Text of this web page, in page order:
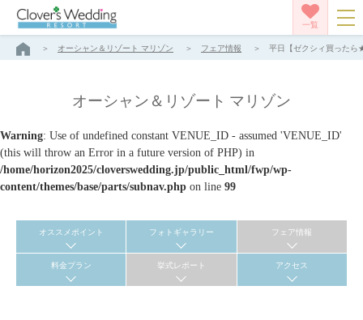
一覧
オーシャン＆リゾート マリゾン フェア情報 平日【ゼクシィ買ったら
オーシャン＆リゾート マリゾン
Warning: Use of undefined constant VENUE_ID - assumed 'VENUE_ID'
(this will throw an Error in a future version of PHP) in
/home/horizon2025/cloverswedding.jp/public_html/fwp/wp-
content/themes/base/parts/subnav.php on line 99
オススメポイント フォトギャラリー フェア情報
料金プラン 挙式レポート アクセス